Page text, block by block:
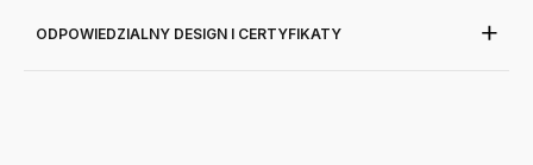
ODPOWIEDZIALNY DESIGN I CERTYFIKATY